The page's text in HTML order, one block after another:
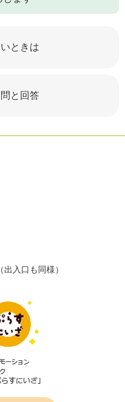
ときは
と回答
入口も同様）